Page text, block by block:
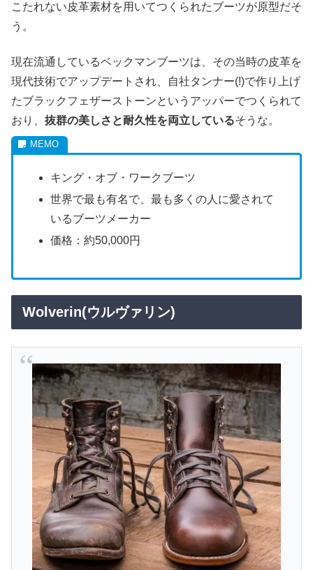
こたれない皮革素材を用いてつくられたブーツが原型だそ
う。
現在流通しているベックマンブーツは、その当時の皮革を
現代技術でアップデートされ、自社タンナー(!)で作り上げ
たブラックフェザーストーンというアッパーでつくられて
おり、 抜群の美しさと耐久性を両立しているそうな。
キング・オブ・ワークブーツ
世界で最も有名で、最も多くの人に愛されて
いるブーツメーカー
価格：約50,000円
Wolverin(ウルヴァリン)